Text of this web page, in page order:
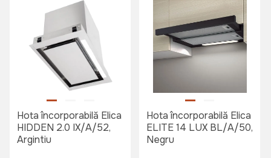
Hota încorporabilă Elica
HIDDEN 2.0 IX/A/52,
Argintiu
Hota încorporabilă Elica
ELITE 14 LUX BL/A/50,
Negru